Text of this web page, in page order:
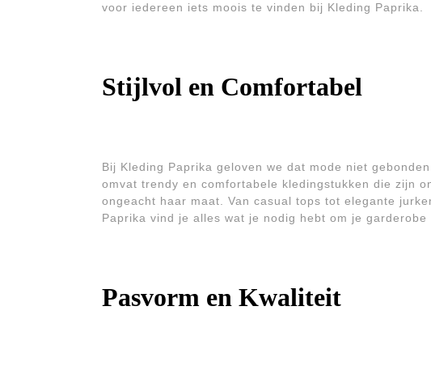
voor iedereen iets moois te vinden bij Kleding Paprika.
Stijlvol en Comfortabel
Bij Kleding Paprika geloven we dat mode niet
omvat trendy en comfortabele kledingstukken die zijn
ongeacht haar maat. Van casual tops tot elegante
Paprika vind je alles wat je nodig hebt om je garderobe
Pasvorm en Kwaliteit